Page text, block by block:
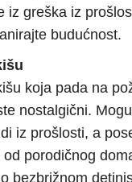
iz greška iz
budućnost.
koja pada na
nostalgični.
iz prošlosti, a
porodičnog
bezbrižnom